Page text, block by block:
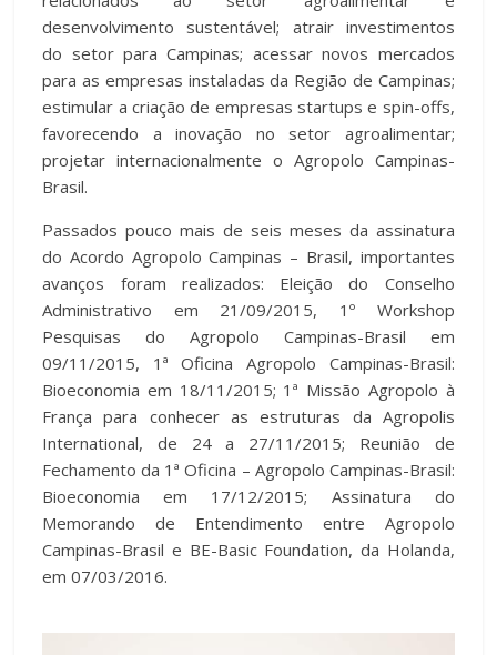
desenvolvimento sustentável; atrair investimentos
do setor para Campinas; acessar novos mercados
para as empresas instaladas da Região de Campinas;
estimular a criação de empresas startups e spin-offs,
favorecendo a inovação no setor agroalimentar;
projetar internacionalmente o Agropolo Campinas-
Brasil.
Passados pouco mais de seis meses da assinatura
do Acordo Agropolo Campinas – Brasil, importantes
avanços foram realizados: Eleição do Conselho
Administrativo em 21/09/2015, 1º Workshop
Pesquisas do Agropolo Campinas-Brasil em
09/11/2015, 1ª Oficina Agropolo Campinas-Brasil:
Bioeconomia em 18/11/2015; 1ª Missão Agropolo à
França para conhecer as estruturas da Agropolis
International, de 24 a 27/11/2015; Reunião de
Fechamento da 1ª Oficina – Agropolo Campinas-Brasil:
Bioeconomia em 17/12/2015; Assinatura do
Memorando de Entendimento entre Agropolo
Campinas-Brasil e BE-Basic Foundation, da Holanda,
em 07/03/2016.